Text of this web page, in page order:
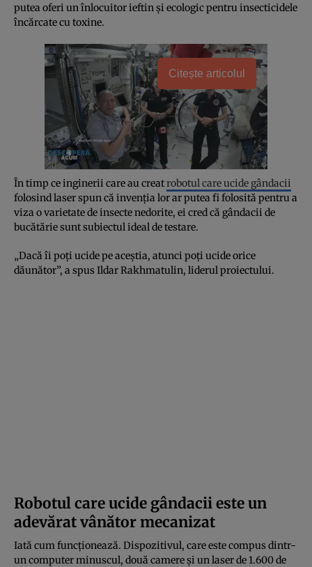
putea oferi un înlocuitor ieftin și ecologic pentru insecticidele
încărcate cu toxine.
Citește articolul
În timp ce inginerii care au creatrobotul care ucide gândacii
folosind laser spun că invenția lor ar putea fi folosită pentru a
viza o varietate de insecte nedorite, ei cred că gândacii de
bucătărie sunt subiectul ideal de testare.
„Dacă îi poți ucide pe aceștia, atunci poți ucide orice
dăunător”, a spus Ildar Rakhmatulin, liderul proiectului.
Robotul care ucide gândacii este un
adevărat vânător mecanizat
Iată cum funcționează. Dispozitivul, care este compus dintr-
un computer minuscul, două camere și un laser de 1.600 de